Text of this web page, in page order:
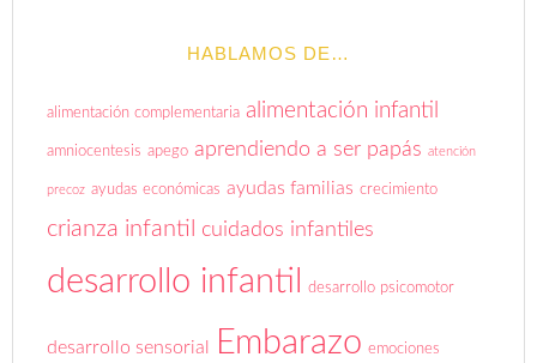
HABLAMOS DE…
alimentación complementaria alimentación infantil
amniocentesis apego aprendiendo a ser papás atención
precoz ayudas económicas ayudas familias crecimiento
crianza infantil cuidados infantiles
desarrollo infantil desarrollo psicomotor
desarrollo sensorial Embarazo emociones